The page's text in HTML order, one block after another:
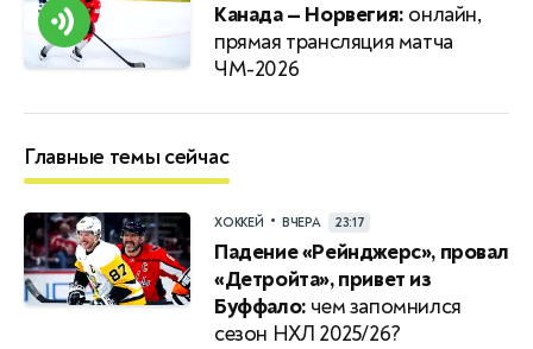
Канада — Норвегия: онлайн,
прямая трансляция матча
ЧМ-2026
Главные темы сейчас
ХОККЕЙ • ВЧЕРА 23:17
Падение «Рейнджерс», провал
«Детройта», привет из
Буффало: чем запомнился
сезон НХЛ 2025/26?